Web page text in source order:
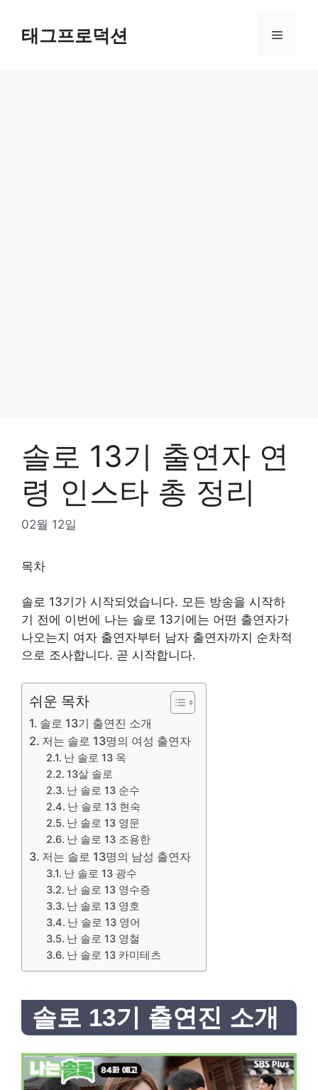
content태그프로덕션 Menu
솔로 13기 출연자 연
령 인스타 총 정리
02월 12일
목차
솔로 13기가 시작되었습니다. 모든 방송을 시작하
기 전에 이번에 나는 솔로 13기에는 어떤 출연자가
나오는지 여자 출연자부터 남자 출연자까지 순차적
으로 조사합니다. 곧 시작합니다.
쉬운 목차
솔로 13기 출연진 소개
저는 솔로 13명의 여성 출연자
난 솔로 13 옥
13살 솔로
난 솔로 13 순수
난 솔로 13 현숙
난 솔로 13 영문
난 솔로 13 조용한
저는 솔로 13명의 남성 출연자
난 솔로 13 광수
난 솔로 13 영수증
난 솔로 13 영호
난 솔로 13 영어
난 솔로 13 영철
난 솔로 13 카미테츠
솔로 13기 출연진 소개